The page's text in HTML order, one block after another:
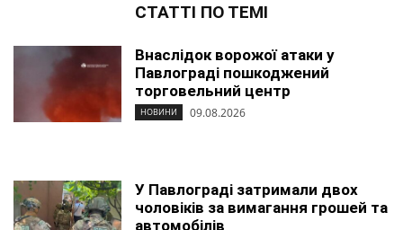
СТАТТІ ПО ТЕМІ
Внаслідок ворожої атаки у
Павлограді пошкоджений
торговельний центр
НОВИНИ 09.08.2026
У Павлограді затримали двох
чоловіків за вимагання грошей та
автомобілів